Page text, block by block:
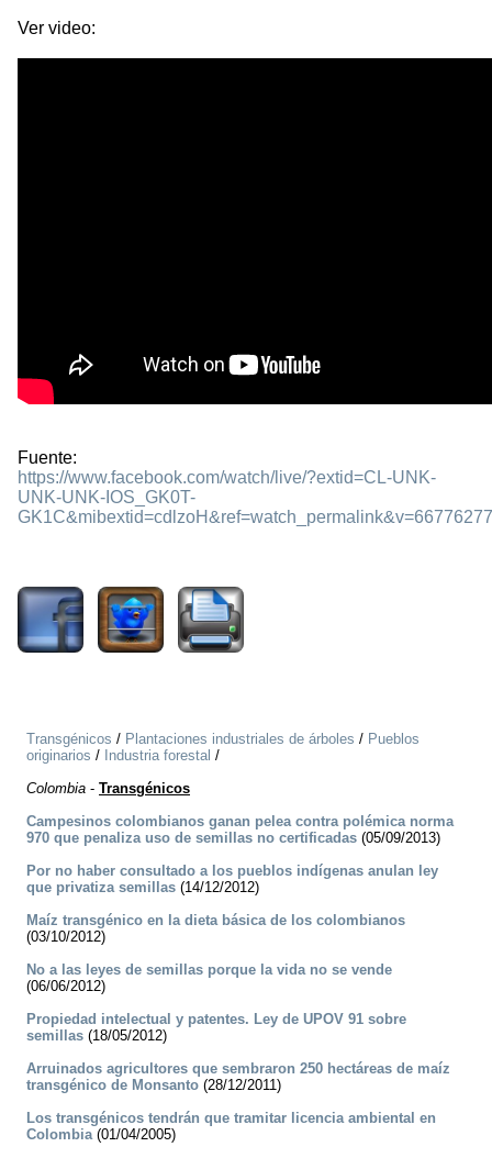
Ver video:
Fuente:
https://www.facebook.com/watch/live/?extid=CL-UNK-
UNK-UNK-IOS_GK0T-
Transgénicos / Plantaciones industriales de árboles / Pueblos
originarios / Industria forestal /
Colombia - Transgénicos
Campesinos colombianos ganan pelea contra polémica norma
970 que penaliza uso de semillas no certificadas (05/09/2013)
Por no haber consultado a los pueblos indígenas anulan ley
que privatiza semillas (14/12/2012)
Maíz transgénico en la dieta básica de los colombianos
(03/10/2012)
No a las leyes de semillas porque la vida no se vende
(06/06/2012)
Propiedad intelectual y patentes. Ley de UPOV 91 sobre
semillas (18/05/2012)
Arruinados agricultores que sembraron 250 hectáreas de maíz
transgénico de Monsanto (28/12/2011)
Los transgénicos tendrán que tramitar licencia ambiental en
Colombia(01/04/2005)